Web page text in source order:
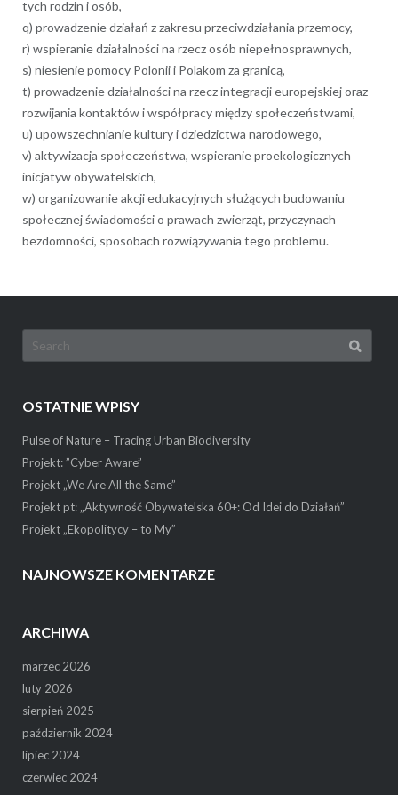
tych rodzin i osób,
q) prowadzenie działań z zakresu przeciwdziałania przemocy,
r) wspieranie działalności na rzecz osób niepełnosprawnych,
s) niesienie pomocy Polonii i Polakom za granicą,
t) prowadzenie działalności na rzecz integracji europejskiej oraz
rozwijania kontaktów i współpracy między społeczeństwami,
u) upowszechnianie kultury i dziedzictwa narodowego,
v) aktywizacja społeczeństwa, wspieranie proekologicznych
inicjatyw obywatelskich,
w) organizowanie akcji edukacyjnych służących budowaniu
społecznej świadomości o prawach zwierząt, przyczynach
bezdomności, sposobach rozwiązywania tego problemu.
Search
for:
OSTATNIE WPISY
Pulse of Nature – Tracing Urban Biodiversity
Projekt: ”Cyber Aware”
Projekt „We Are All the Same”
Projekt pt: „Aktywność Obywatelska 60+: Od Idei do Działań”
Projekt „Ekopolitycy – to My”
NAJNOWSZE KOMENTARZE
ARCHIWA
marzec 2026
luty 2026
sierpień 2025
październik 2024
lipiec 2024
czerwiec 2024